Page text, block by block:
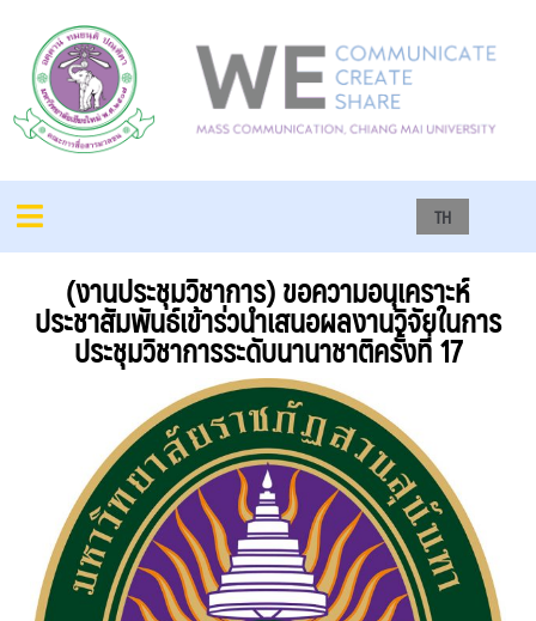
TH
(งานประชุมวิชาการ) ขอความอนุเคราะห์
ประชาสัมพันธ์เข้าร่วนำเสนอผลงานวิจัยในการ
ประชุมวิชาการระดับนานาชาติครั้งที่ 17